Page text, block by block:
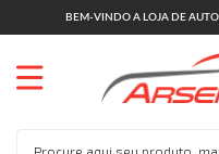
BEM-VINDO A LOJA DE